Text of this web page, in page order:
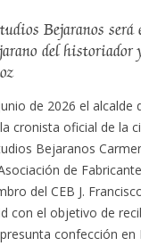
Bejaranos será
del
de 2026 el alcalde
cronista oficial de la
Bejaranos
de
del CEB J.
con el objetivo de
confección